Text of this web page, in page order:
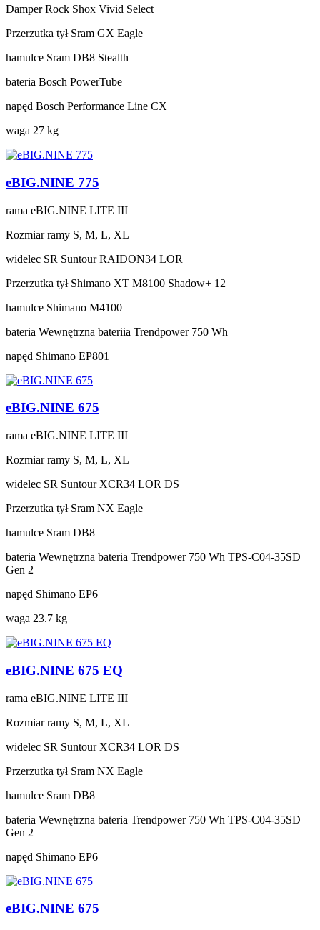
Damper Rock Shox Vivid Select
Przerzutka tył Sram GX Eagle
hamulce Sram DB8 Stealth
bateria Bosch PowerTube
napęd Bosch Performance Line CX
waga 27 kg
eBIG.NINE 775
rama eBIG.NINE LITE III
Rozmiar ramy S, M, L, XL
widelec SR Suntour RAIDON34 LOR
Przerzutka tył Shimano XT M8100 Shadow+ 12
hamulce Shimano M4100
bateria Wewnętrzna bateriia Trendpower 750 Wh
napęd Shimano EP801
eBIG.NINE 675
rama eBIG.NINE LITE III
Rozmiar ramy S, M, L, XL
widelec SR Suntour XCR34 LOR DS
Przerzutka tył Sram NX Eagle
hamulce Sram DB8
bateria Wewnętrzna bateria Trendpower 750 Wh TPS-C04-35SD
Gen 2
napęd Shimano EP6
waga 23.7 kg
eBIG.NINE 675 EQ
rama eBIG.NINE LITE III
Rozmiar ramy S, M, L, XL
widelec SR Suntour XCR34 LOR DS
Przerzutka tył Sram NX Eagle
hamulce Sram DB8
bateria Wewnętrzna bateria Trendpower 750 Wh TPS-C04-35SD
Gen 2
napęd Shimano EP6
eBIG.NINE 675